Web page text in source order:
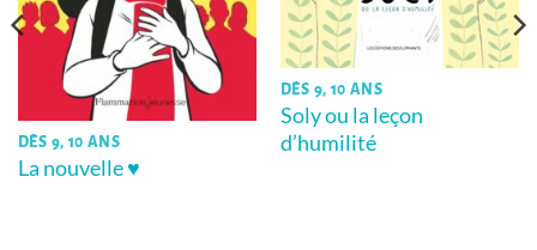
DÈS 9, 10 ANS
La nouvelle ♥
DÈS 9, 10 ANS
Soly ou la leçon
d’humilité